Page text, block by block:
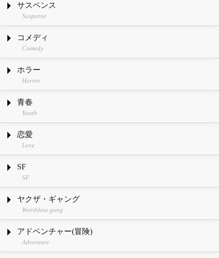
サスペンス
Suspense
コメディ
Comedy
ホラー
Horror
青春
Youth
恋愛
Love
SF
SF
ヤクザ・ギャング
Worthless gang
アドベンチャー(冒険)
Adventure